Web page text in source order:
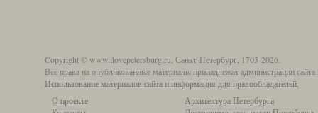
Copyright © www.ilovepetersburg.ru, Санкт-Петербург, 1703-2026.
Все права на опубликованные материалы принадлежат администрации сайта
Использование материалов сайта и информация для правообладателей.
О проекте
Архитектура Петербурга